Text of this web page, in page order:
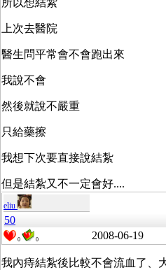
所以想結紮
上次去醫院
醫生問平常會不會跑出來
我說不會
然後就說不嚴重
只給藥擦
我想下次要直接說結紮
但是結紮又不一定會好....
eliu
50
0 0 2008-06-19
我內痔結紮後比較不會流血了、